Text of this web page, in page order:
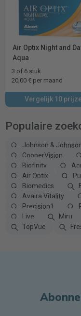
Air Optix Night and
Aqua
3 of 6 stuk
20,00 € per maand
Vergelijk 10
Populaire
Johnson &
CooperVision
Biofinity
Air Optix
Biomedics
Avaira Vitality
Precision1
Live
Miru
TopVue